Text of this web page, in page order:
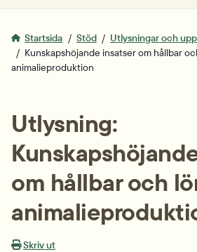
Startsida Stöd
Utlysningar och
Kunskapshöjande insatser om hållbar
animalieproduktion
Utlysning:
om hållbar och
Skriv ut